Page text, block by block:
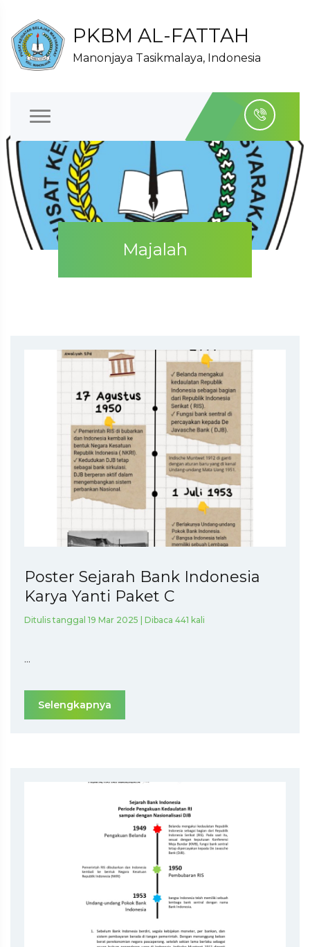
PKBM AL-FATTAH
Manonjaya Tasikmalaya, Indonesia
Majalah
Poster Sejarah Bank Indonesia
Karya Yanti Paket C
Ditulis tanggal 19 Mar 2025 | Dibaca 441 kali
...
Selengkapnya